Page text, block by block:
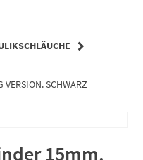
VERSION. SCHWARZ
15mm.